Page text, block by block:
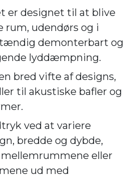
er designet til at blive
rum, udendørs og i
demonterbart og
lyddæmpning.
bred vifte af designs,
til akustiske bafler og
ved at variere
bredde og dybde,
mellemrummene eller
ud med